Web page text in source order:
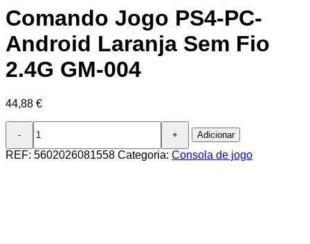
Comando Jogo PS4-PC-
Android Laranja Sem Fio
2.4G GM-004
44,88 €
Quantidade
Comando
Adicionar
REF: 5602026081558 Categoria: Consola de jogo